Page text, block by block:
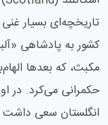
تاریخچه‌ای بسیار
کشور به پادشاهی
مکبث، که بعدها
حکمرانی می‌کرد. در
انگلستان سعی داشت